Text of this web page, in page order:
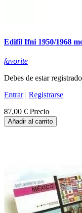
Edifil Ifni 1950/1968
favorite
Debes de estar registrado
Entrar| Registrarse
87,00 € Precio
Añadir al carrito